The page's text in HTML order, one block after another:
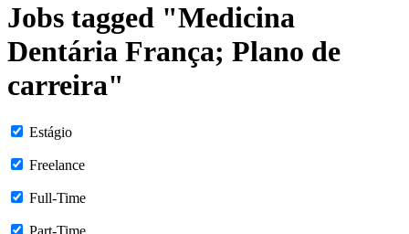
Jobs tagged "Medicina
Dentária França; Plano de
carreira"
Estágio
Freelance
Full-Time
Part-Time